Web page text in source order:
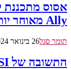
Ally מאוחר יותר השנה
תומר סגל26 בינואר 2024